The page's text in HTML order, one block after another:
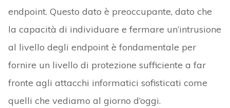
endpoint. Questo dato è preoccupante, dato che
la capacità di individuare e fermare un’intrusione
al livello degli endpoint è fondamentale per
fornire un livello di protezione sufficiente a far
fronte agli attacchi informatici sofisticati come
quelli che vediamo al giorno d’oggi.